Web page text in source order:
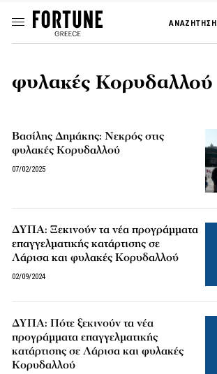
ΑΝΑΖΗΤΗΣΗ
φυλακές Κορυδαλλού
Βασίλης Δημάκης: Νεκρός στις
φυλακές Κορυδαλλού
07/02/2025
ΔΥΠΑ: Ξεκινούν τα νέα προγράμματα
επαγγελματικής κατάρτισης σε
Λάρισα και φυλακές Κορυδαλλού
02/09/2024
ΔΥΠΑ: Πότε ξεκινούν τα νέα
προγράμματα επαγγελματικής
κατάρτισης σε Λάρισα και φυλακές
Κορυδαλλού